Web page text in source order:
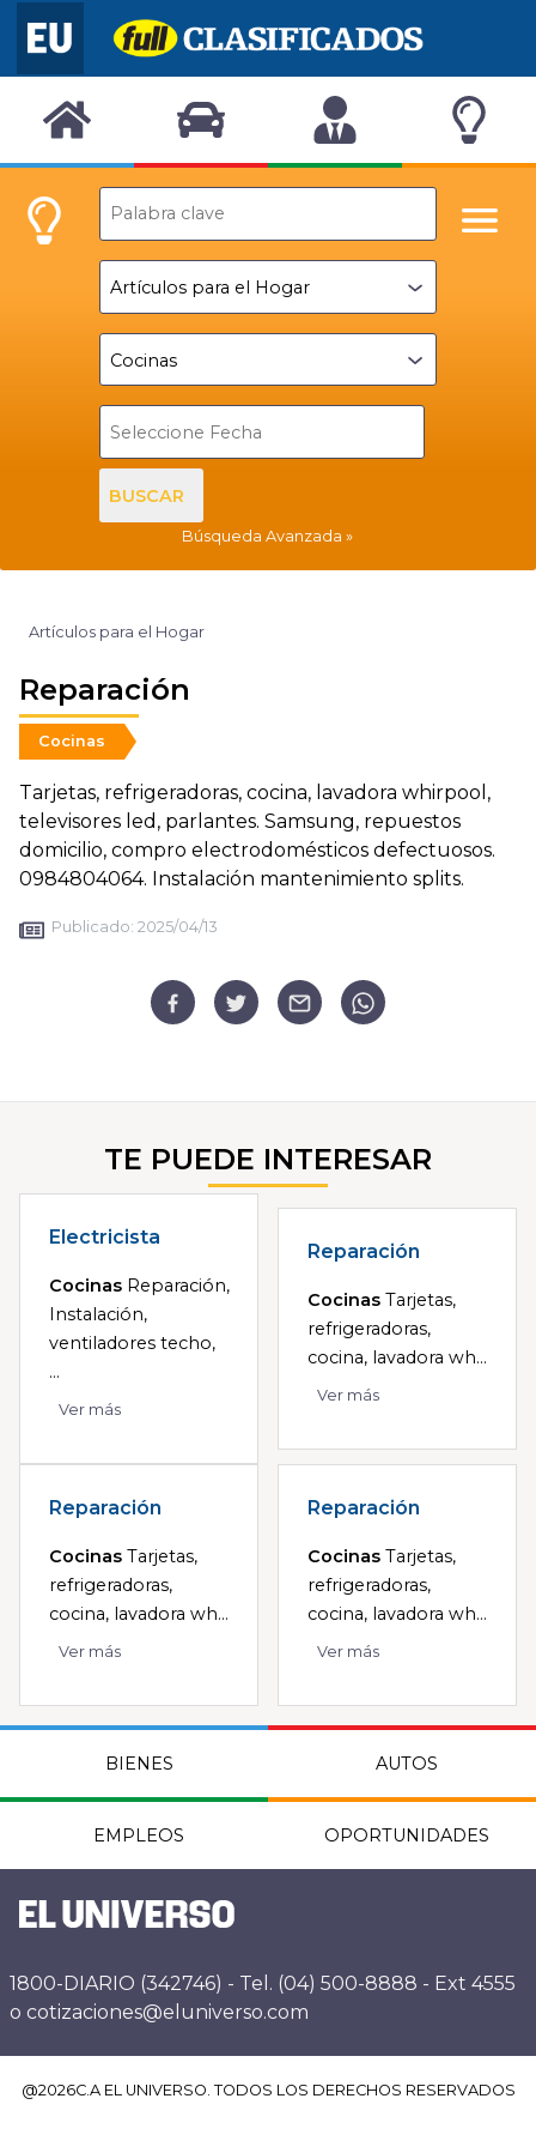
BUSCAR
Búsqueda Avanzada
Artículos para el Hogar
Reparación
Cocinas
Tarjetas, refrigeradoras, cocina, lavadora whirpool,
televisores led, parlantes. Samsung, repuestos
domicilio, compro electrodomésticos defectuosos.
0984804064. Instalación mantenimiento splits.
Publicado: 2025/04/13
TE PUEDE INTERESAR
Electricista
Cocinas Reparación,
Instalación,
ventiladores techo,
...
Ver más
Reparación
Cocinas Tarjetas,
refrigeradoras,
cocina, lavadora wh...
Ver más
Reparación
Cocinas Tarjetas,
refrigeradoras,
cocina, lavadora wh...
Ver más
Reparación
Cocinas Tarjetas,
refrigeradoras,
cocina, lavadora wh...
Ver más
BIENES AUTOS
EMPLEOS OPORTUNIDADES
1800-DIARIO (342746) - Tel. (04) 500-8888 - Ext 4555
o cotizaciones@eluniverso.com
@2026C.A EL UNIVERSO. TODOS LOS DERECHOS RESERVADOS